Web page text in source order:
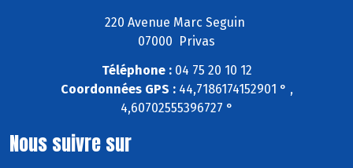
220 Avenue Marc Seguin
07000 Privas
Téléphone :04 75 20 10 12
Coordonnées GPS :44,7186174152901 ° ,
4,60702555396727 °
Nous suivre sur